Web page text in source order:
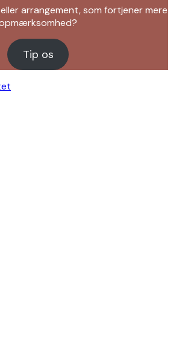
arrangement, som fortjener mere
Tip os